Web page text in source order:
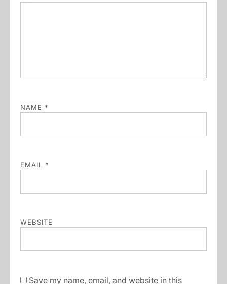
NAME *
EMAIL *
WEBSITE
Save my name, email, and website in this